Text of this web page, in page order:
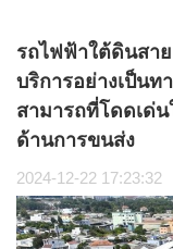
รถไฟฟ้าใต้ดินสาย
บริการอย่างเป็นท
สามารถที่โดดเด่
ด้านการขนส่ง
2024-12-22 17:23:32